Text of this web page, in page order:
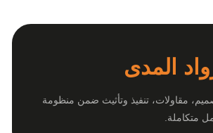
المدى
مقاولات، تنفيذ وتأثيث ضمن منظومة
متكاملة.